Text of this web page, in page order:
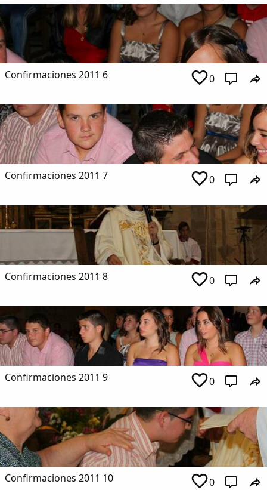
Confirmaciones 2011 6 0
Confirmaciones 2011 7 0
Confirmaciones 2011 8 0
Confirmaciones 2011 9 0
Confirmaciones 2011 10 0